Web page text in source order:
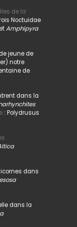
de la
Noctuidae
Amphipyra
jeune de
notre
de
dans la
: Polydrusus
dans
dans la